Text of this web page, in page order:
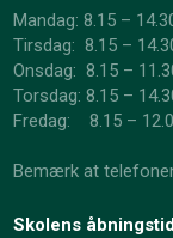
Mandag: 8.15 –
Tirsdag: 8.15 –
Onsdag: 8.15 –
​Torsdag: 8.15 –
Fredag: 8.15 –
Bemærk at
Skolens